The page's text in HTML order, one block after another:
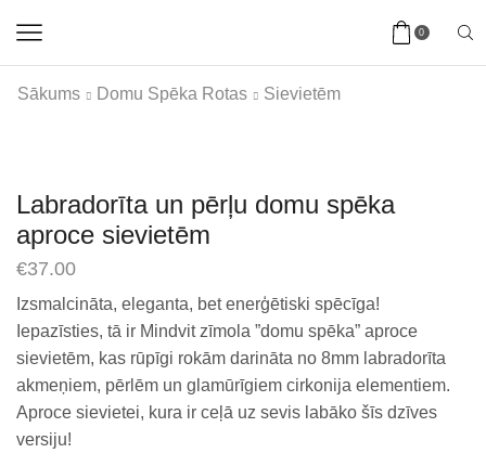
0
Sākums Domu Spēka Rotas Sievietēm
Labradorīta un pērļu domu spēka
aproce sievietēm
€37.00
Izsmalcināta, eleganta, bet enerģētiski spēcīga!
Iepazīsties, tā ir Mindvit zīmola ”domu spēka” aproce
sievietēm, kas rūpīgi rokām darināta no 8mm labradorīta
akmeņiem, pērlēm un glamūrīgiem cirkonija elementiem.
Aproce sievietei, kura ir ceļā uz sevis labāko šīs dzīves
versiju!